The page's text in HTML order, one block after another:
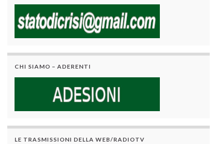
CHI SIAMO – ADERENTI
LE TRASMISSIONI DELLA WEB/RADIOTV